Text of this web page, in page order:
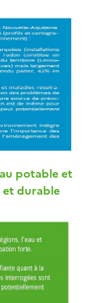
potable et
et durable